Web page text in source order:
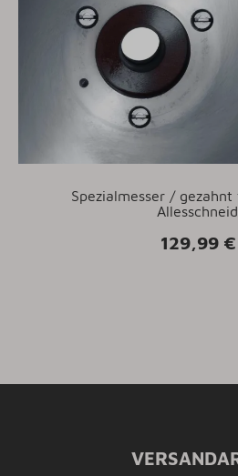
Spezialmesser / gezahnt
129,99 €